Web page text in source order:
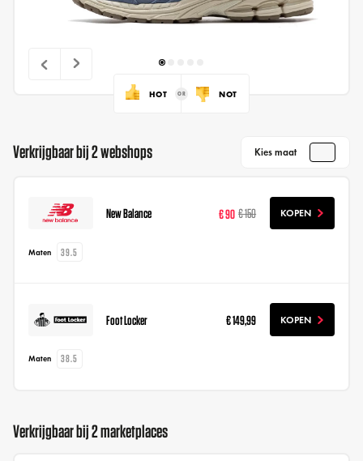
HOT NOT
Verkrijgbaar bij 2 webshops Kies maat
New Balance € 90 € 150 KOPEN
Maten 39.5
Foot Locker € 149,99 KOPEN
Maten 38.5
Verkrijgbaar bij 2 marketplaces